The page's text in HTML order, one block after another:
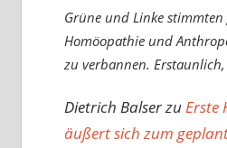
Grüne und Linke stimmten
Homöopathie und
zu verbannen.
Dietrich BalserzuErste
äußert sich zum